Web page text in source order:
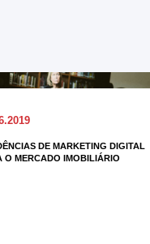
DE MARKETING DIGITAL
O MERCADO IMOBILIÁRIO